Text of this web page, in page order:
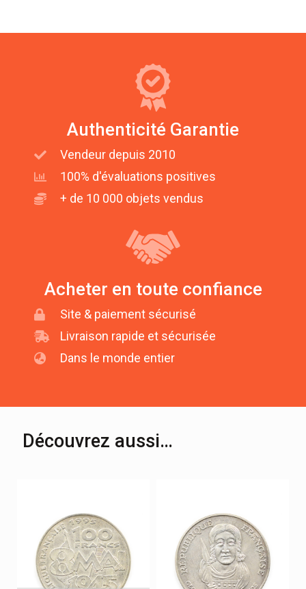
Authenticité Garantie
Vendeur depuis 2010
100% d'évaluations positives
+ de 10 000 objets vendus
Acheter en toute confiance
Site & paiement sécurisé
Livraison rapide et sécurisée
Dans le monde entier
Découvrez aussi…